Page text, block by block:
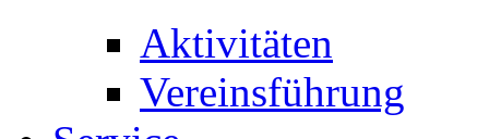
Aktivitäten
Vereinsführung